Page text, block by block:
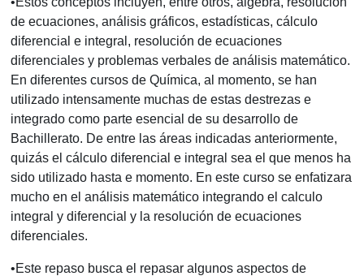
de ecuaciones, análisis gráficos, estadísticas, cálculo
diferencial e integral, resolución de ecuaciones
diferenciales y problemas verbales de análisis matemático.
En diferentes cursos de Química, al momento, se han
utilizado intensamente muchas de estas destrezas e
integrado como parte esencial de su desarrollo de
Bachillerato. De entre las áreas indicadas anteriormente,
quizás el cálculo diferencial e integral sea el que menos ha
sido utilizado hasta e momento. En este curso se enfatizara
mucho en el análisis matemático integrando el calculo
integral y diferencial y la resolución de ecuaciones
diferenciales.
•Este repaso busca el repasar algunos aspectos de